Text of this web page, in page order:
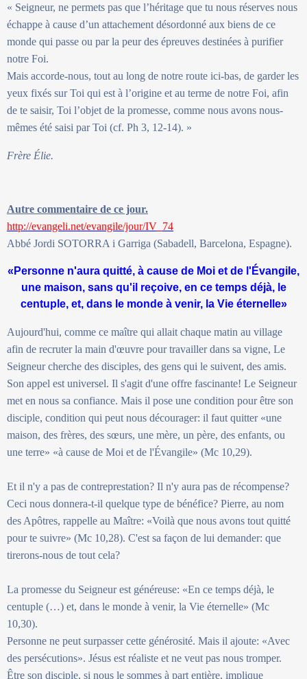
« Seigneur, ne permets pas que l’héritage que tu nous réserves nous
échappe à cause d’un attachement désordonné aux biens de ce
monde qui passe ou par la peur des épreuves destinées à purifier
notre Foi.
Mais accorde-nous, tout au long de notre route ici-bas, de garder les
yeux fixés sur Toi qui est à l’origine et au terme de notre Foi, afin
de te saisir, Toi l’objet de la promesse, comme nous avons nous-
mêmes été saisi par Toi (cf. Ph 3, 12-14). »
Frère Élie.
Autre commentaire de ce jour.
http://evangeli.net/evangile/jour/IV_74
Abbé Jordi SOTORRA i Garriga (Sabadell, Barcelona, Espagne).
«Personne n'aura quitté, à cause de Moi et de l'Évangile,
une maison, sans qu'il reçoive, en ce temps déjà, le
centuple, et, dans le monde à venir, la Vie éternelle»
Aujourd'hui, comme ce maître qui allait chaque matin au village
afin de recruter la main d'œuvre pour travailler dans sa vigne, Le
Seigneur cherche des disciples, des gens qui le suivent, des amis.
Son appel est universel. Il s'agit d'une offre fascinante! Le Seigneur
met en nous sa confiance. Mais il pose une condition pour être son
disciple, condition qui peut nous décourager: il faut quitter «une
maison, des frères, des sœurs, une mère, un père, des enfants, ou
une terre» «à cause de Moi et de l'Évangile» (Mc 10,29).
Et il n'y a pas de contreprestation? Il n'y aura pas de récompense?
Ceci nous donnera-t-il quelque type de bénéfice? Pierre, au nom
des Apôtres, rappelle au Maître: «Voilà que nous avons tout quitté
pour te suivre» (Mc 10,28). C'est sa façon de lui demander: que
tirerons-nous de tout cela?
La promesse du Seigneur est généreuse: «En ce temps déjà, le
centuple (…) et, dans le monde à venir, la Vie éternelle» (Mc
10,30).
Personne ne peut surpasser cette générosité. Mais il ajoute: «Avec
des persécutions». Jésus est réaliste et ne veut pas nous tromper.
Être son disciple, si nous le sommes à part entière, implique